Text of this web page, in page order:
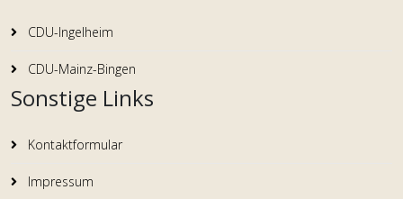
CDU-Ingelheim
CDU-Mainz-Bingen
Sonstige Links
Kontaktformular
Impressum